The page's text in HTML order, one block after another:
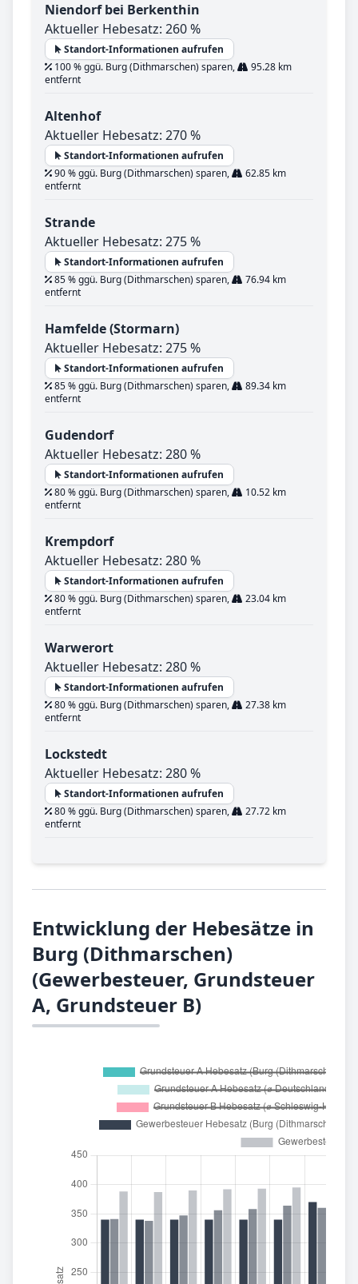
Niendorf bei Berkenthin
Aktueller Hebesatz: 260 %
Standort-Informationen aufrufen
100 % ggü. Burg (Dithmarschen) sparen,
95.28 km
entfernt
Altenhof
Aktueller Hebesatz: 270 %
Standort-Informationen aufrufen
90 % ggü. Burg (Dithmarschen) sparen,
62.85 km
entfernt
Strande
Aktueller Hebesatz: 275 %
Standort-Informationen aufrufen
85 % ggü. Burg (Dithmarschen) sparen,
76.94 km
entfernt
Hamfelde (Stormarn)
Aktueller Hebesatz: 275 %
Standort-Informationen aufrufen
85 % ggü. Burg (Dithmarschen) sparen,
89.34 km
entfernt
Gudendorf
Aktueller Hebesatz: 280 %
Standort-Informationen aufrufen
80 % ggü. Burg (Dithmarschen) sparen,
10.52 km
entfernt
Krempdorf
Aktueller Hebesatz: 280 %
Standort-Informationen aufrufen
80 % ggü. Burg (Dithmarschen) sparen,
23.04 km
entfernt
Warwerort
Aktueller Hebesatz: 280 %
Standort-Informationen aufrufen
80 % ggü. Burg (Dithmarschen) sparen,
27.38 km
entfernt
Lockstedt
Aktueller Hebesatz: 280 %
Standort-Informationen aufrufen
80 % ggü. Burg (Dithmarschen) sparen,
27.72 km
entfernt
Entwicklung der Hebesätze in
Burg (Dithmarschen)
(Gewerbesteuer, Grundsteuer
A, Grundsteuer B)